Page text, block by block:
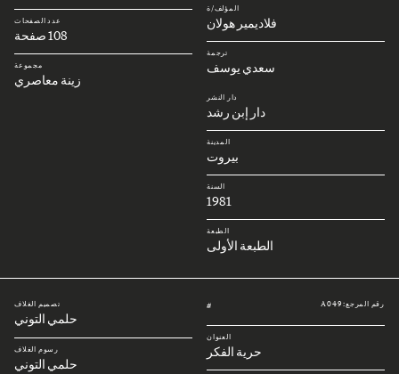
المؤلف/ة
فلاديمير هولان
ترجمة
سعدي يوسف
دار النشر
دار إبن رشد
المدينة
بيروت
السنة
1981
الطبعة
الطبعة الأولى
عدد الصفحات
108 صفحة
مجموعة
زينة معاصري
رقم المرجع: A049 #
العنوان
حرية الفكر
تصميم الغلاف
حلمي التوني
رسوم الغلاف
حلمي التوني